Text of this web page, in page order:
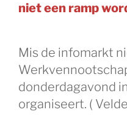
niet een ramp
Mis de infomarkt
donderdagavond
organiseert. (